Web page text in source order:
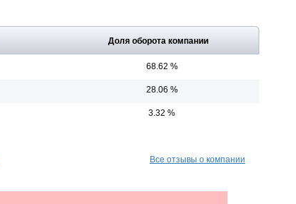
Доля оборота компании
68.62 %
28.06 %
3.32 %
Все отзывы о компании